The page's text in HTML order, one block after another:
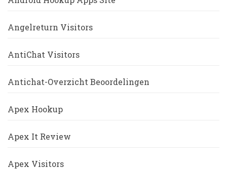
Angelreturn Visitors
AntiChat Visitors
Antichat-Overzicht Beoordelingen
Apex Hookup
Apex It Review
Apex Visitors